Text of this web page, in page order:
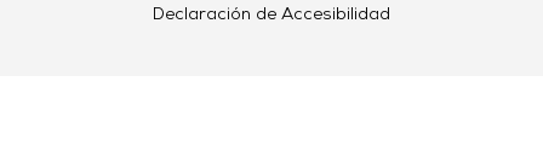
Declaración de Accesibilidad